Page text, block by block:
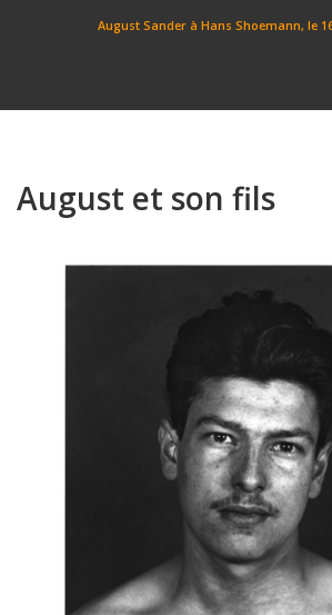
August Sander à Hans Shoemann, le
August et son fils